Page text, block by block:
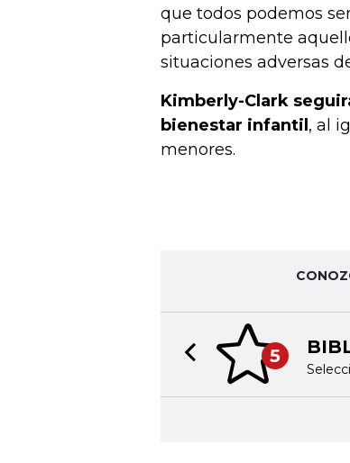
que todos podemos
particularmente
situaciones adversas
Kimberly-Clark
bienestar infantil , al
menores.
5
Previous slide